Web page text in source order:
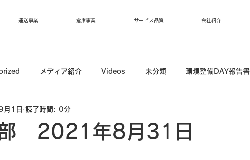
運送事業 倉庫事業 サービス品質 会社紹介
メディア紹介 Videos 未分類 環境整備DAY報告書
部 2021年8月31日
月1日 読了時間: 0分